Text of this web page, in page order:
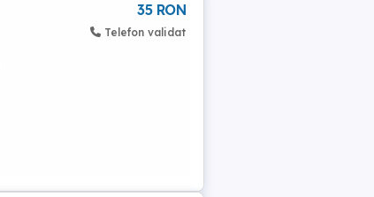
35 RON
Telefon validat